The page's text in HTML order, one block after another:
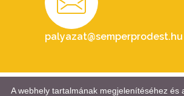
palyazat@semperprodest.hu
A webhely tartalmának megjelenítéséhez és